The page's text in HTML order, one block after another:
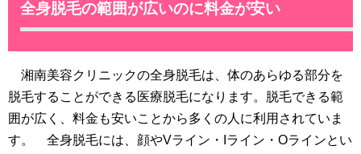
全身脱毛の範囲が広いのに料金が安い
湘南美容クリニックの全身脱毛は、体のあらゆる部分を
脱毛することができる医療脱毛になります。脱毛できる範
囲が広く、料金も安いことから多くの人に利用されていま
す。 全身脱毛には、顔やVライン・Iライン・Oラインとい